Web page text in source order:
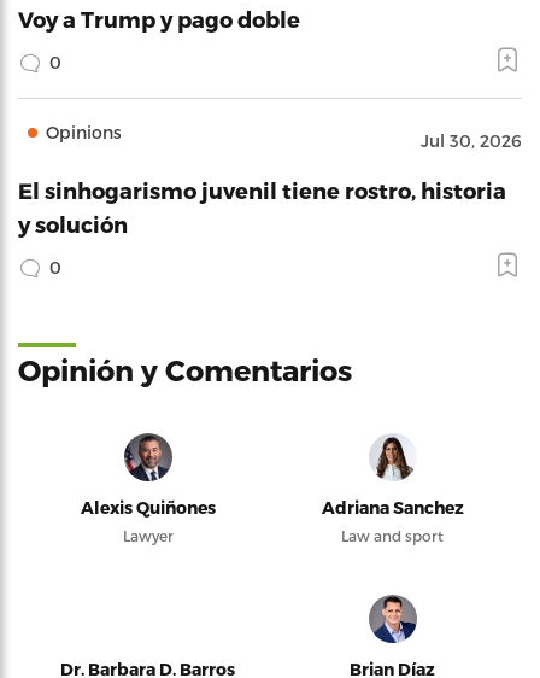
Voy a Trump y pago doble
0
Opinions Jul 30, 2026
El sinhogarismo juvenil tiene rostro, historia
y solución
0
Opinión y Comentarios
Alexis Quiñones
Lawyer
Adriana Sanchez
Law and sport
Dr. Barbara D. Barros Brian Díaz